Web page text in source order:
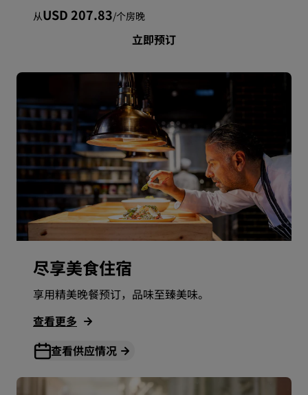
从USD 207.83/个房晚
立即预订
尽享美食住宿
享用精美晚餐预订，品味至臻美味。
查看更多
查看供应情况